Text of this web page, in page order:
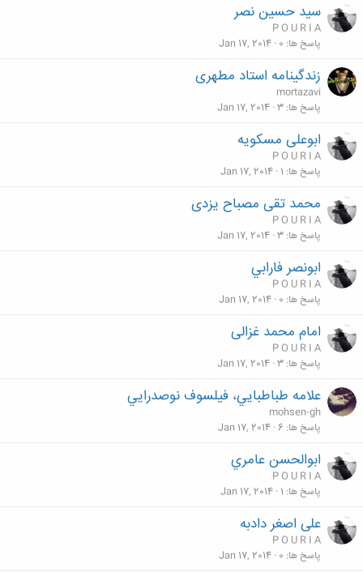
سيد حسین نصر
P O U R I A
پاسخ ها 0
Jan 17, 2014
زندگینامه استاد مطهری
mortazavi
پاسخ ها 3
Jan 17, 2014
ابوعلى مسكويه
P O U R I A
پاسخ ها 1
Jan 17, 2014
محمد تقى مصباح يزدى‌
P O U R I A
پاسخ ها 3
Jan 17, 2014
ابونصر فارابي
P O U R I A
پاسخ ها 0
Jan 17, 2014
امام محمد غزالى
P O U R I A
پاسخ ها 3
Jan 17, 2014
علامه طباطبايي، فيلسوف نوصدرايي
mohsen-gh
پاسخ ها 6
Jan 17, 2014
ابوالحسن عامري
P O U R I A
پاسخ ها 1
Jan 17, 2014
علی اصغر دادبه
P O U R I A
پاسخ ها 0
Jan 17, 2014